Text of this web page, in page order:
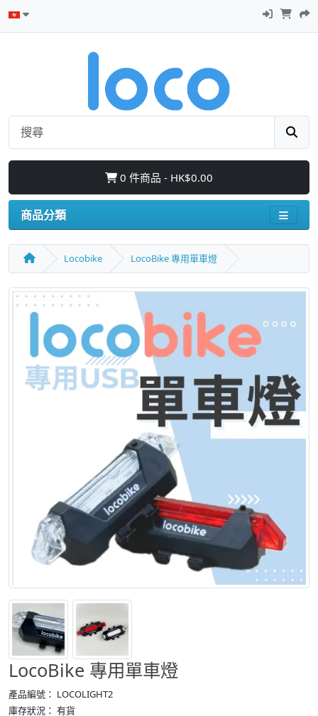
0 件商品 - HK$0.00
商品分類
Locobike LocoBike 專用單車燈
LocoBike 專用單車燈
產品編號： LOCOLIGHT2
庫存狀況： 有貨